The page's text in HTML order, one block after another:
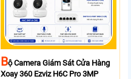
BỘ Camera Giám Sát Cửa Hàng
Xoay 360 Ezviz H6C Pro 3MP